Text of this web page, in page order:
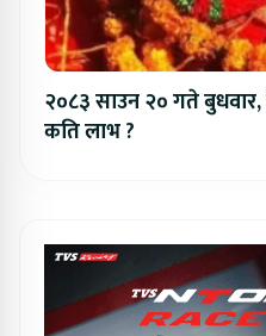
२०८३ साउन २० गते
कति लाभ ?